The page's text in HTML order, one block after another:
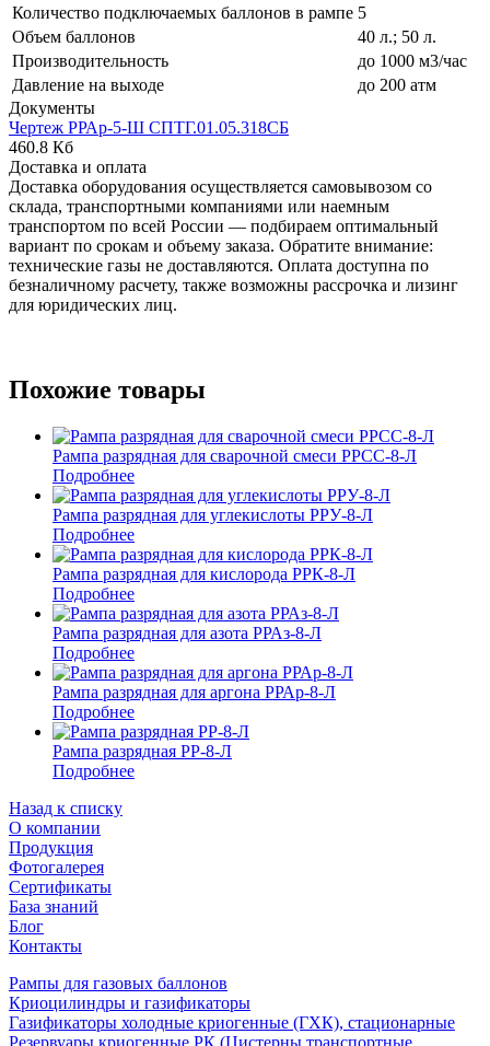
Количество подключаемых баллонов в рампе 5
Объем баллонов
40 л.; 50 л.
Производительность
до 1000 м3/час
Давление на выходе
до 200 атм
Документы
Чертеж РРАр-5-Ш СПТГ.01.05.318СБ
460.8 Кб
Доставка и оплата
Доставка оборудования осуществляется самовывозом со
склада, транспортными компаниями или наемным
транспортом по всей России — подбираем оптимальный
вариант по срокам и объему заказа. Обратите внимание:
технические газы не доставляются. Оплата доступна по
безналичному расчету, также возможны рассрочка и лизинг
для юридических лиц.
Похожие товары
Рампа разрядная для сварочной смеси РРСС-8-Л
Подробнее
Рампа разрядная для углекислоты РРУ-8-Л
Подробнее
Рампа разрядная для кислорода РРК-8-Л
Подробнее
Рампа разрядная для азота РРАз-8-Л
Подробнее
Рампа разрядная для аргона РРАр-8-Л
Подробнее
Рампа разрядная РР-8-Л
Подробнее
Назад к списку
О компании
Продукция
Фотогалерея
Сертификаты
База знаний
Блог
Контакты
Рампы для газовых баллонов
Криоцилиндры и газификаторы
Газификаторы холодные криогенные (ГХК), стационарные